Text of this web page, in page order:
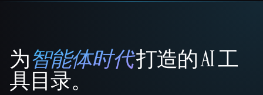
That AI Collection
为智能体时代打造的 AI 工
具目录。